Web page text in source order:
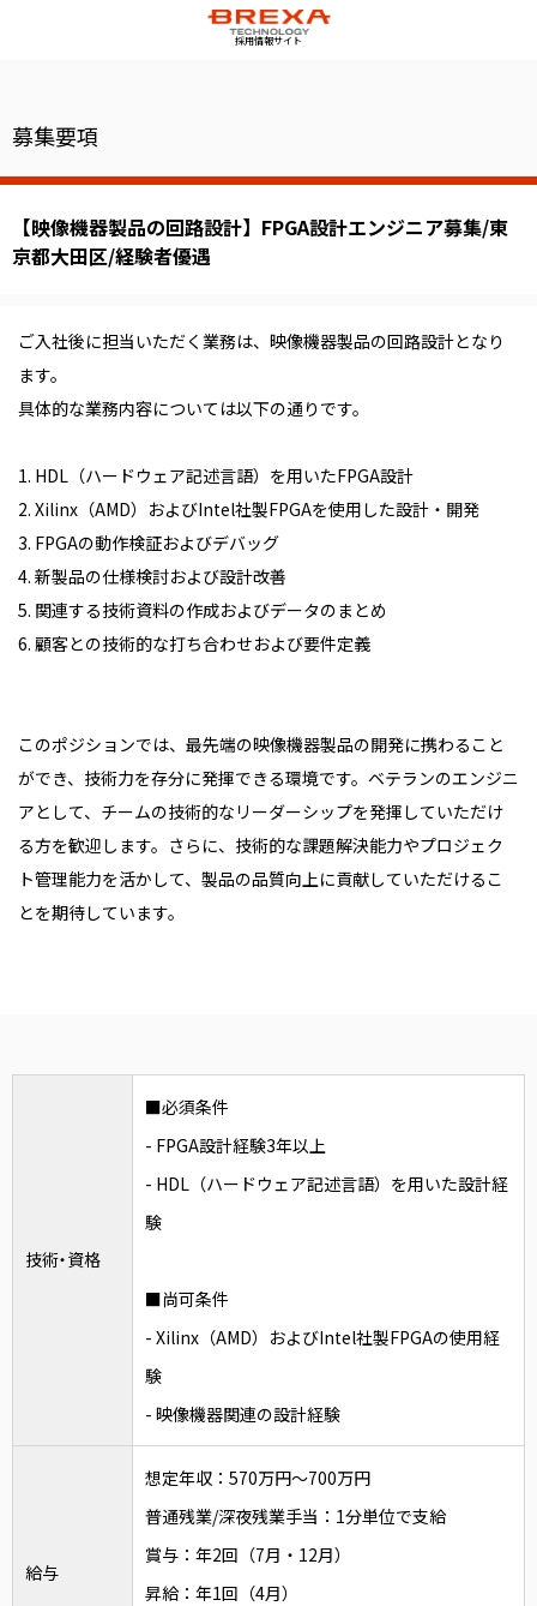
採用情報サイト
募集要項
【映像機器製品の回路設計】FPGA設計エンジニア募集/東
京都大田区/経験者優遇
ご入社後に担当いただく業務は、映像機器製品の回路設計となり
ます。
具体的な業務内容については以下の通りです。
1. HDL（ハードウェア記述言語）を用いたFPGA設計
2. Xilinx（AMD）およびIntel社製FPGAを使用した設計・開発
3. FPGAの動作検証およびデバッグ
4. 新製品の仕様検討および設計改善
5. 関連する技術資料の作成およびデータのまとめ
6. 顧客との技術的な打ち合わせおよび要件定義
このポジションでは、最先端の映像機器製品の開発に携わること
ができ、技術力を存分に発揮できる環境です。ベテランのエンジニ
アとして、チームの技術的なリーダーシップを発揮していただけ
る方を歓迎します。さらに、技術的な課題解決能力やプロジェク
ト管理能力を活かして、製品の品質向上に貢献していただけるこ
とを期待しています。
技術・資格
■必須条件
- FPGA設計経験3年以上
- HDL（ハードウェア記述言語）を用いた設計経
験
■尚可条件
- Xilinx（AMD）およびIntel社製FPGAの使用経
験
- 映像機器関連の設計経験
給与
想定年収：570万円～700万円
普通残業/深夜残業手当：1分単位で支給
賞与：年2回（7月・12月）
昇給：年1回（4月）